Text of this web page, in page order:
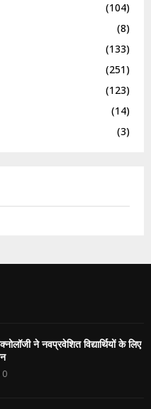
(104)
(8)
(133)
(251)
(123)
(14)
(3)
ने नवप्रवेशित विद्यार्थियों के लिए
0